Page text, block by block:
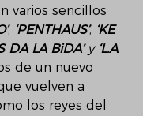
varios sencillos
, ‘PENTHAUS’, ‘KE
DA LA BiDA’ y ‘L.A
de un nuevo
vuelven a
los reyes del